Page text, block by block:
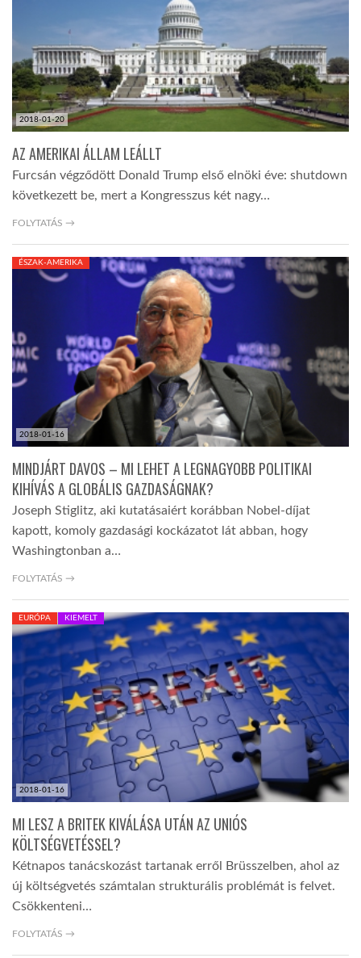
AUSZTRÁLIA
A VILÁG ITTHON
GLOBOTV BP
TROPICALMAGAZIN
GLOBOTV
AFRIKA TUDÁSTÁR
LINKTR.EE
GLOBOZSARU
DOBRAVERO.HU
LATIMO.HU
GLOBOBOOK
2018-01-20
AZ AMERIKAI ÁLLAM LEÁLLT
Furcsán végződött Donald Trump első elnöki éve: shutdown
következett be, mert a Kongresszus két nagy…
FOLYTATÁS →
2018-01-16
ÉSZAK-AMERIKA
MINDJÁRT DAVOS – MI LEHET A LEGNAGYOBB POLITIKAI
KIHÍVÁS A GLOBÁLIS GAZDASÁGNAK?
Joseph Stiglitz, aki kutatásaiért korábban Nobel-díjat
kapott, komoly gazdasági kockázatot lát abban, hogy
Washingtonban a…
FOLYTATÁS →
2018-01-16
EURÓPA KIEMELT
MI LESZ A BRITEK KIVÁLÁSA UTÁN AZ UNIÓS
KÖLTSÉGVETÉSSEL?
Kétnapos tanácskozást tartanak erről Brüsszelben, ahol az
új költségvetés számtalan strukturális problémát is felvet.
Csökkenteni…
FOLYTATÁS →